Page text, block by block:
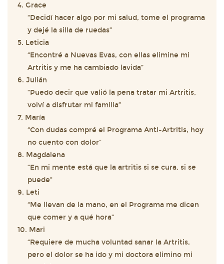
4. Grace
“Decidí hacer algo por mi salud, tome el programa
y dejé la silla de ruedas”
5. Leticia
“Encontré a Nuevas Evas, con ellas elimine mi
Artritis y me ha cambiado lavida”
6. Julián
“Puedo decir que valió la pena tratar mi Artritis,
volví a disfrutar mi familia”
7. María
“Con dudas compré el Programa Anti-Artritis, hoy
no cuento con dolor"
8. Magdalena
“En mi mente está que la artritis si se cura, si se
puede"
9. Leti
“Me llevan de la mano, en el Programa me dicen
que comer y a qué hora”
10. Mari
“Requiere de mucha voluntad sanar la Artritis,
pero el dolor se ha ido y mi doctora elimino mi